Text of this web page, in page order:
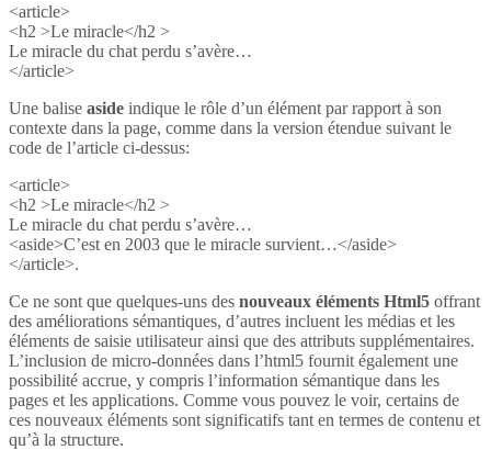
<article>
<h2 >Le miracle</h2 >
Le miracle du chat perdu s’avère…
</article>
Une balise aside indique le rôle d’un élément par rapport à son
contexte dans la page, comme dans la version étendue suivant le
code de l’article ci-dessus:
<article>
<h2 >Le miracle</h2 >
Le miracle du chat perdu s’avère…
<aside>C’est en 2003 que le miracle survient…</aside>
</article>.
Ce ne sont que quelques-uns des nouveaux éléments Html5 offrant
des améliorations sémantiques, d’autres incluent les médias et les
éléments de saisie utilisateur ainsi que des attributs supplémentaires.
L’inclusion de micro-données dans l’html5 fournit également une
possibilité accrue, y compris l’information sémantique dans les
pages et les applications. Comme vous pouvez le voir, certains de
ces nouveaux éléments sont significatifs tant en termes de contenu et
qu’à la structure.